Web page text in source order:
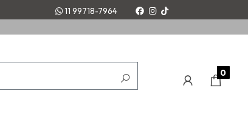
11 99718-7964
0